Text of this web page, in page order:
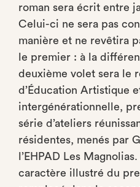
roman sera écrit entre
Celui-ci ne sera pas
manière et ne revêtira
le premier : à la
deuxième volet sera le
d’Éducation Artistique
intergénérationnelle,
série d’ateliers
résidentes, menés par
l’EHPAD Les
caractère illustré du